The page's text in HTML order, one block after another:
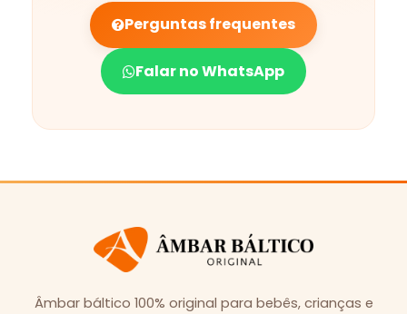
Perguntas frequentes
Falar no WhatsApp
Âmbar báltico 100% original para bebês, crianças e